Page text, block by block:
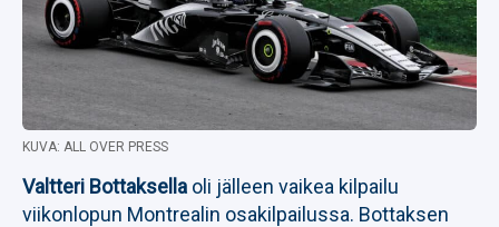
KUVA: ALL OVER PRESS
Valtteri Bottaksella oli jälleen vaikea kilpailu
viikonlopun Montrealin osakilpailussa. Bottaksen